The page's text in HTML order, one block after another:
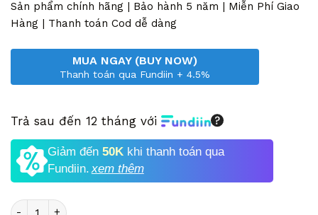
8,500,000 VND.
là:
5,990,000 VND.
Sản phẩm chính hãng | Bảo hành 5 năm | Miễn Phí Giao
Hàng | Thanh toán Cod dễ dàng
MUA NGAY (BUY NOW)
Thanh toán qua Fundiin + 4.5%
Trả sau đến 12 tháng với
Giảm đến 50K khi thanh toán qua
Fundiin.xem thêm
Số lượng